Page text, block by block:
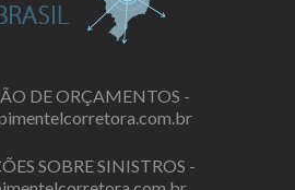
DE ORÇAMENTOS -
SOBRE SINISTROS -